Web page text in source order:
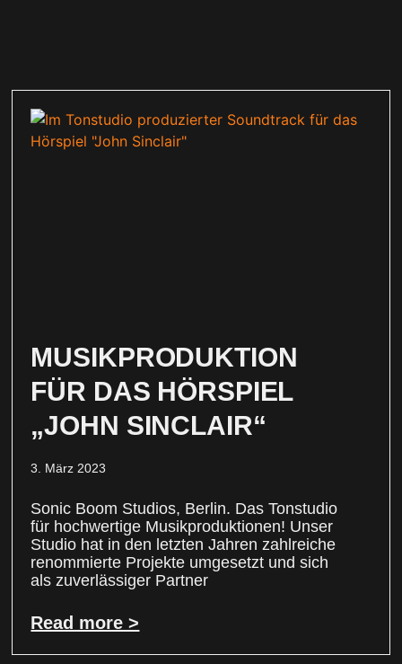
MUSIKPRODUKTION
FÜR DAS HÖRSPIEL
„JOHN SINCLAIR“
3. März 2023
Sonic Boom Studios, Berlin. Das Tonstudio
für hochwertige Musikproduktionen! Unser
Studio hat in den letzten Jahren zahlreiche
renommierte Projekte umgesetzt und sich
als zuverlässiger Partner
Read more >